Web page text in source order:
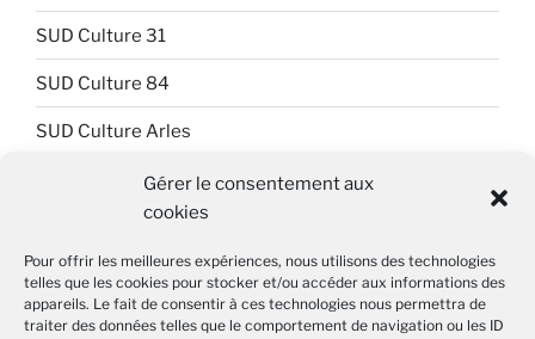
Gérer le consentement aux
cookies
Pour offrir les meilleures expériences, nous utilisons des technologies
telles que les cookies pour stocker et/ou accéder aux informations des
appareils. Le fait de consentir à ces technologies nous permettra de
traiter des données telles que le comportement de navigation ou les ID
SUD Culture 31
SUD Culture 84
SUD Culture Arles
SUD Culture Art Architecture
SUD Culture Beaubourg
SUD Culture Bibliothèque nationale de France (BnF)
SUD Culture Métiers du livre